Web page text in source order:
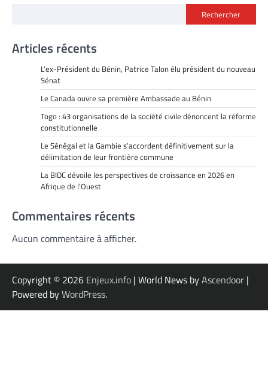
Rechercher
Articles récents
L’ex-Président du Bénin, Patrice Talon élu président du nouveau
Sénat
Le Canada ouvre sa première Ambassade au Bénin
Togo : 43 organisations de la société civile dénoncent la réforme
constitutionnelle
Le Sénégal et la Gambie s’accordent définitivement sur la
délimitation de leur frontière commune
La BIDC dévoile les perspectives de croissance en 2026 en
Afrique de l’Ouest
Commentaires récents
Aucun commentaire à afficher.
Copyright © 2026 Enjeux.info | World News byAscendoor |
Powered byWordPress.